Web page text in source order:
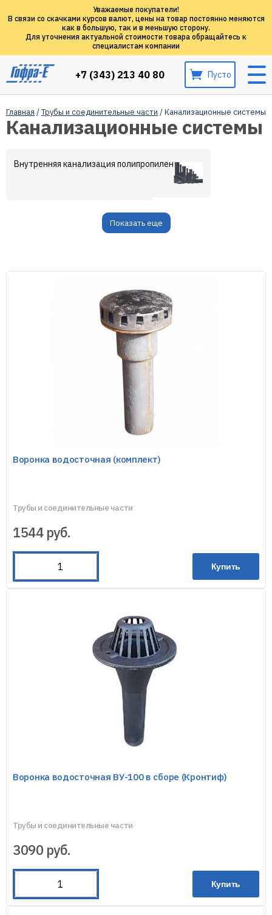
Уважаемые покупатели!
В связи со скачками курсов валют, цены на товар постоянно меняются
как в большую, так и в меньшую сторону.
Для уточнения актуальной стоимости товара обращайтесь к
специалистам компании
+7 (343) 213 40 80 Пусто
Главная /Трубы и соединительные части / Канализационные системы
Канализационные системы
Внутренняя канализация полипропилен
Люки и дождеприемники
Противопожарные муфты
Показать еще
Воронка водосточная (комплект)
Трубы и соединительные части
1544 руб.
Купить
Воронка водосточная ВУ-100 в сборе (Кронтиф)
Трубы и соединительные части
3090 руб.
Купить